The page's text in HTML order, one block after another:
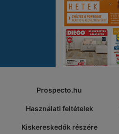
Prospecto.hu
Használati feltételek
Kiskereskedők részére